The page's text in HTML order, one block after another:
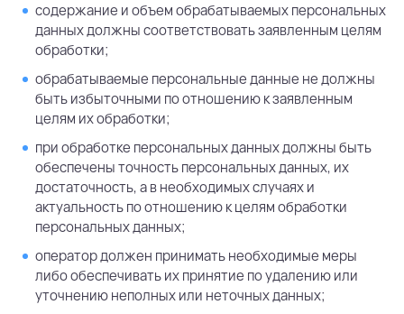
содержание и объем обрабатываемых персональных
данных должны соответствовать заявленным целям
обработки;
обрабатываемые персональные данные не должны
быть избыточными по отношению к заявленным
целям их обработки;
при обработке персональных данных должны быть
обеспечены точность персональных данных, их
достаточность, а в необходимых случаях и
актуальность по отношению к целям обработки
персональных данных;
оператор должен принимать необходимые меры
либо обеспечивать их принятие по удалению или
уточнению неполных или неточных данных;